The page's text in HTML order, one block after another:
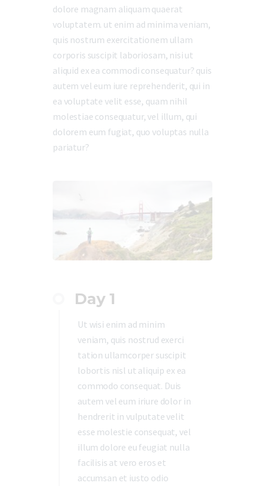
dolore magnam aliquam quaerat
voluptatem. ut enim ad minima veniam,
quis nostrum exercitationem ullam
corporis suscipit laboriosam, nisi ut
aliquid ex ea commodi consequatur? quis
autem vel eum iure reprehenderit, qui in
ea voluptate velit esse, quam nihil
molestiae consequatur, vel illum, qui
dolorem eum fugiat, quo voluptas nulla
pariatur?
Day 1
Ut wisi enim ad minim
veniam, quis nostrud exerci
tation ullamcorper suscipit
lobortis nisl ut aliquip ex ea
commodo consequat. Duis
autem vel eum iriure dolor in
hendrerit in vulputate velit
esse molestie consequat, vel
illum dolore eu feugiat nulla
facilisis at vero eros et
accumsan et iusto odio